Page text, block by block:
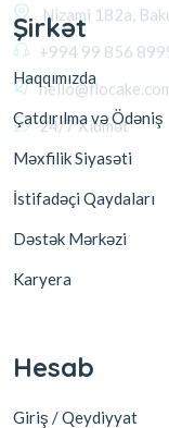
24/7 Xidmət
Şirkət
Haqqımızda
Çatdırılma və Ödəniş
Məxfilik Siyasəti
İstifadəçi Qaydaları
Dəstək Mərkəzi
Karyera
Hesab
Giriş / Qeydiyyat